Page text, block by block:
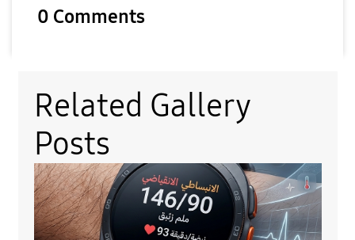
d
0 Comments
Related Gallery
Posts